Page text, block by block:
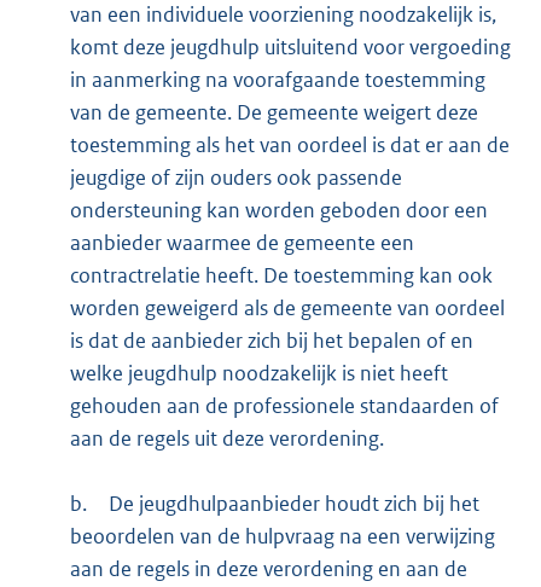
van een individuele voorziening noodzakelijk is,
komt deze jeugdhulp uitsluitend voor vergoeding
in aanmerking na voorafgaande toestemming
van de gemeente. De gemeente weigert deze
toestemming als het van oordeel is dat er aan de
jeugdige of zijn ouders ook passende
ondersteuning kan worden geboden door een
aanbieder waarmee de gemeente een
contractrelatie heeft. De toestemming kan ook
worden geweigerd als de gemeente van oordeel
is dat de aanbieder zich bij het bepalen of en
welke jeugdhulp noodzakelijk is niet heeft
gehouden aan de professionele standaarden of
aan de regels uit deze verordening.
b.
De jeugdhulpaanbieder houdt zich bij het
beoordelen van de hulpvraag na een verwijzing
aan de regels in deze verordening en aan de